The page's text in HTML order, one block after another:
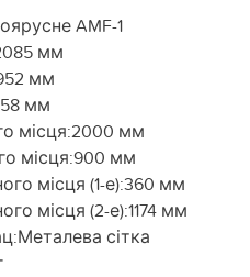
AMF-1
мм
мм
мм
місця:2000 мм
місця:900 мм
місця (1-е):360 мм
місця (2-е):1174 мм
сітка